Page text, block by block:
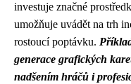
investuje značné
umožňuje uvádět na trh
rostoucí poptávku.
generace grafických
nadšením hráčů i